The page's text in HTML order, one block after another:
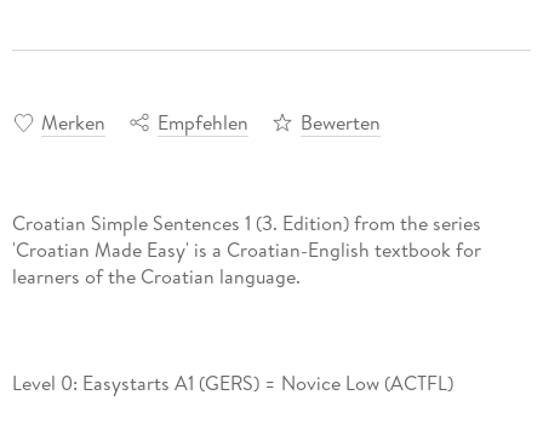
Merken Empfehlen Bewerten
Croatian Simple Sentences 1 (3. Edition) from the series
'Croatian Made Easy' is a Croatian-English textbook for
Level 0: Easystarts A1 (GERS) = Novice Low (ACTFL)